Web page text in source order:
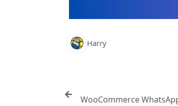
Harry
WooCommerce